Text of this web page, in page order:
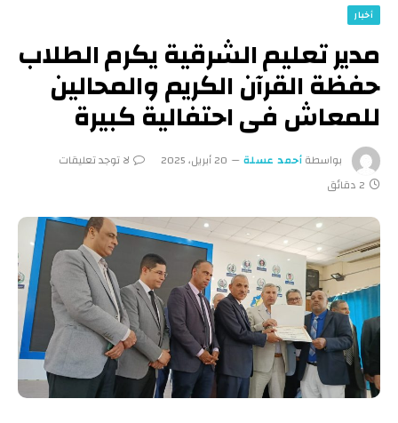
أخبار
مدير تعليم الشرقية يكرم الطلاب
حفظة القرآن الكريم والمحالين
للمعاش فى احتفالية كبيرة
بواسطةأحمد عسلة 20 أبريل، 2025
لا توجد تعليقات
2 دقائق